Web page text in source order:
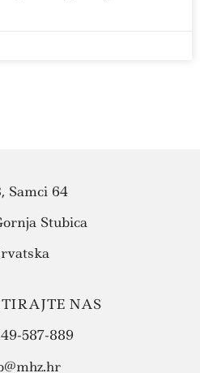
Samci 64
Stubica
NAS
587-889